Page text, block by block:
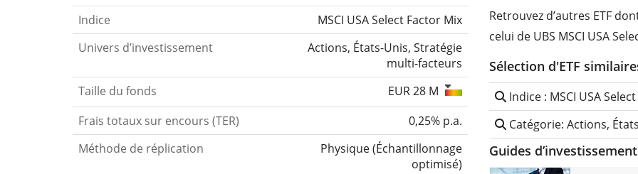
Indice
MSCI USA Select Factor Mix
Univers d’investissement
Actions, États-Unis, Stratégie
multi-facteurs
Taille du fonds
EUR 28 M
Frais totaux sur encours (TER)
0,25% p.a.
Méthode de réplication
Physique(Échantillonnage
optimisé)
Retrouvez d’autres ETF
celui de UBS MSCI USA
Sélection d'ETF
Indice : MSCI USA
Catégorie: Actions,
Guides